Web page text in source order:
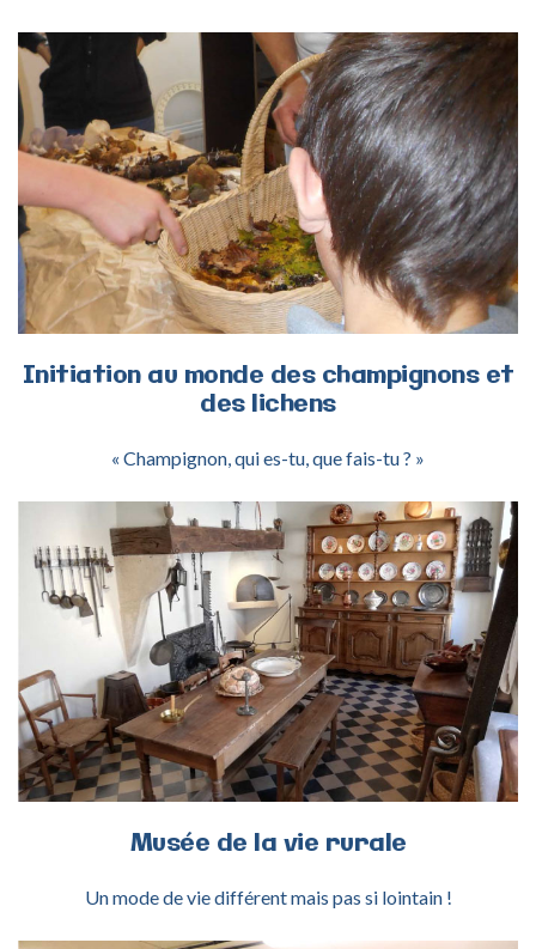
ACTIVITÉ CHAMPIGNONS ET LICHENS
Initiation au monde des champignons et
des lichens
« Champignon, qui es-tu, que fais-tu ? »
ACTIVITÉ MUSÉE GAUMAIS
Musée de la vie rurale
Un mode de vie différent mais pas si lointain !